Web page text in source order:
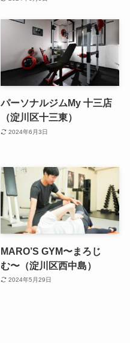
パーソナルジムMy 十三店
（淀川区十三東）
2024年6月3日
MARO’S GYM〜まろじ
む〜（淀川区西中島）
2024年5月29日